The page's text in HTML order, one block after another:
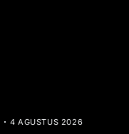
4 AGUSTUS 2026